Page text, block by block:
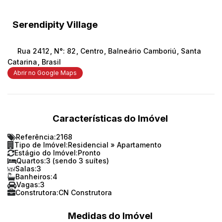
Serendipity Village
Rua 2412 N°: 82 Centro Balneário Camboriú
Santa
Catarina
Brasil
Abrir no Google Maps
Características do Imóvel
Referência:2168
Tipo de Imóvel:Residencial » Apartamento
Estágio do Imóvel:Pronto
Quartos:3 (sendo 3 suítes)
Salas:3
Banheiros:4
Vagas:3
Construtora:CN Construtora
Medidas do Imóvel